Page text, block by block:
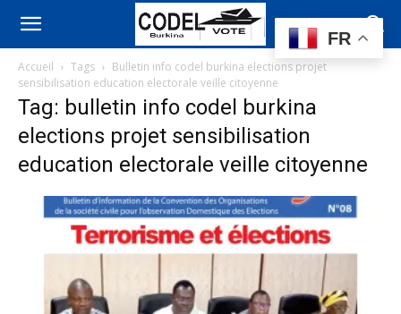
Accueil Tags
Bulletin info codel burkina elections projet
sensibilisation education electorale veille citoyenne
Tag: bulletin info codel burkina
elections projet sensibilisation
education electorale veille citoyenne
FR